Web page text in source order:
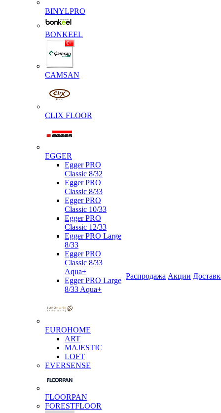
BINYLPRO
BONKEEL
CAMSAN
CLIX FLOOR
EGGER
Egger PRO
Classic 8/32
Egger PRO
Classic 8/33
Egger PRO
Classic 10/33
Egger PRO
Classic 12/33
Egger PRO Large
8/33
Egger PRO
Classic 8/33
Aqua+
Egger PRO Large
8/33 Aqua+
EUROHOME
ART
MAJESTIC
LOFT
EVERSENSE
FLOORPAN
FORESTFLOOR
Распродажа Акции